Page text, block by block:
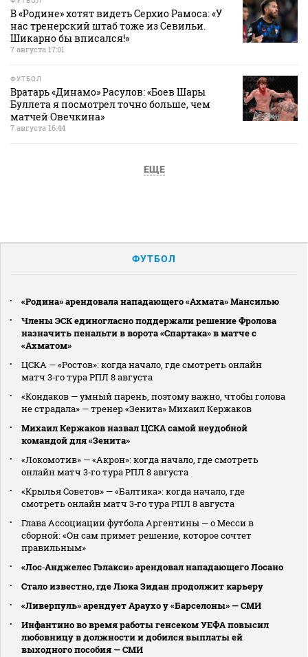
В «Родине» хотят видеть Серхио Рамоса: «У
нас тренерский штаб тоже из Севильи.
Шикарно бы вписался!»
7 августа 17:01
ФУТБОЛ
Вратарь «Динамо» Расулов: «Боев Шары
Буллета я посмотрел точно больше, чем
матчей Овечкина»
7 августа 16:44
ЕЩЕ
ФУТБОЛ
«Родина» арендовала нападающего «Ахмата» Мансилью
Члены ЭСК единогласно поддержали решение Фролова
назначить пенальти в ворота «Спартака» в матче с
«Ахматом»
ЦСКА — «Ростов»: когда начало, где смотреть онлайн
матч 3‑го тура РПЛ 8 августа
«Кондаков — умный парень, поэтому важно, чтобы голова
не страдала» — тренер «Зенита» Михаил Кержаков
Михаил Кержаков назвал ЦСКА самой неудобной
командой для «Зенита»
«Локомотив» — «Акрон»: когда начало, где смотреть
онлайн матч 3‑го тура РПЛ 8 августа
«Крылья Советов» — «Балтика»: когда начало, где
смотреть онлайн матч 3‑го тура РПЛ 8 августа
Глава Ассоциации футбола Аргентины — о Месси в
сборной: «Он сам примет решение, которое сочтет
правильным»
«Лос‑Анджелес Гэлакси» арендовал нападающего Лосано
Стало известно, где Люка Зидан продолжит карьеру
«Ливерпуль» арендует Араухо у «Барселоны» — СМИ
Инфантино во время работы генсеком УЕФА повысил
любовницу в должности и добился выплаты ей
выходного пособия — СМИ